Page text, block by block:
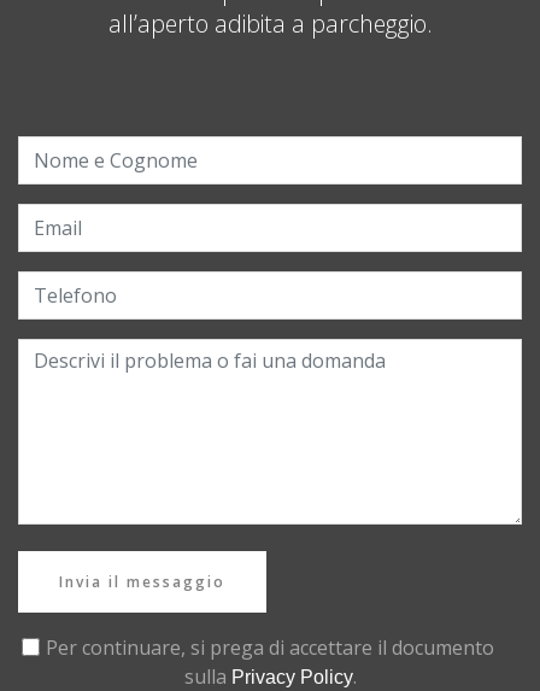
all’aperto adibita a parcheggio.
Invia il messaggio
Per continuare, si prega di accettare il documento
sulla Privacy Policy.